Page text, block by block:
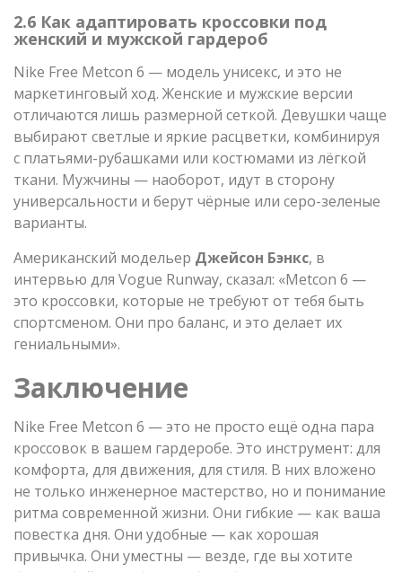
2.6 Как адаптировать кроссовки под
женский и мужской гардероб
Nike Free Metcon 6 — модель унисекс, и это не
маркетинговый ход. Женские и мужские версии
отличаются лишь размерной сеткой. Девушки чаще
выбирают светлые и яркие расцветки, комбинируя
с платьями-рубашками или костюмами из лёгкой
ткани. Мужчины — наоборот, идут в сторону
универсальности и берут чёрные или серо-зеленые
варианты.
Американский модельер Джейсон Бэнкс, в
интервью для Vogue Runway, сказал: «Metcon 6 —
это кроссовки, которые не требуют от тебя быть
спортсменом. Они про баланс, и это делает их
гениальными».
Заключение
Nike Free Metcon 6 — это не просто ещё одна пара
кроссовок в вашем гардеробе. Это инструмент: для
комфорта, для движения, для стиля. В них вложено
не только инженерное мастерство, но и понимание
ритма современной жизни. Они гибкие — как ваша
повестка дня. Они удобные — как хорошая
привычка. Они уместны — везде, где вы хотите